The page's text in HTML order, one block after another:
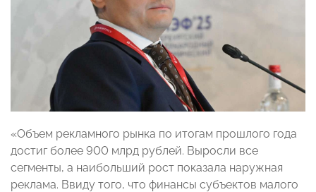
«Объем рекламного рынка по итогам прошлого года
достиг более 900 млрд рублей. Выросли все
сегменты, а наибольший рост показала наружная
реклама. Ввиду того, что финансы субъектов малого